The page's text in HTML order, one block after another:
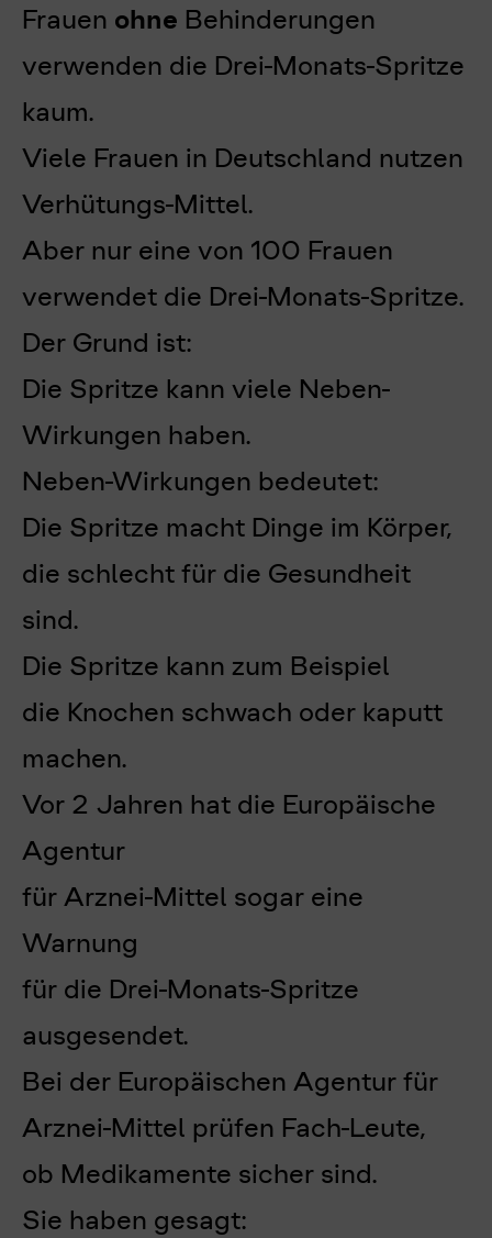
Frauen ohne Behinderungen
verwenden die Drei-Monats-Spritze
kaum.
Viele Frauen in Deutschland nutzen
Verhütungs-Mittel.
Aber nur eine von 100 Frauen
verwendet die Drei-Monats-Spritze.
Der Grund ist:
Die Spritze kann viele Neben-
Wirkungen haben.
Neben-Wirkungen bedeutet:
Die Spritze macht Dinge im Körper,
die schlecht für die Gesundheit
sind.
Die Spritze kann zum Beispiel
die Knochen schwach oder kaputt
machen.
Vor 2 Jahren hat die Europäische
Agentur
für Arznei-Mittel sogar eine
Warnung
für die Drei-Monats-Spritze
ausgesendet.
Bei der Europäischen Agentur für
Arznei-Mittel prüfen Fach-Leute,
ob Medikamente sicher sind.
Sie haben gesagt: